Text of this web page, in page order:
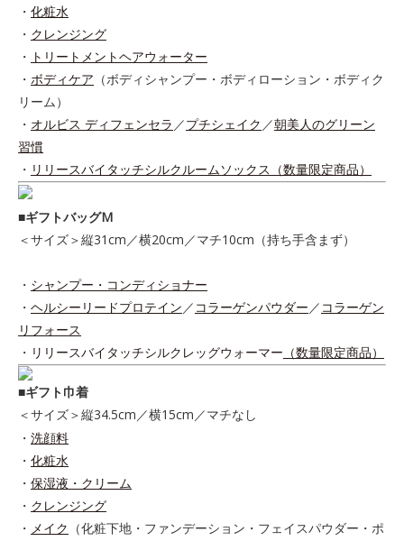
・ 化粧水
・ クレンジング
・ トリートメントヘアウォーター
・ ボディケア （ボディシャンプー・ボディローション・ボディク
リーム）
・ オルビス ディフェンセラ ／プチシェイク ／朝美人のグリーン
習慣
・ リリースバイタッチシルクルームソックス（数量限定商品）
■ギフトバッグM
＜サイズ＞縦31cm／横20cm／マチ10cm（持ち手含まず）
・ シャンプー・コンディショナー
・ ヘルシーリードプロテイン／ コラーゲンパウダー／ コラーゲン
リフォース
・ リリースバイタッチシルクレッグウォーマー （数量限定商品）
■ギフト巾着
＜サイズ＞縦34.5cm／横15cm／マチなし
・ 洗顔料
・ 化粧水
・ 保湿液・クリーム
・ クレンジング
・ メイク （化粧下地・ファンデーション・フェイスパウダー・ポ